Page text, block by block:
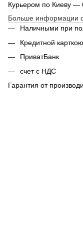
Курьером по Киеву —
Больше информации
Наличными при
Кредитной карткою
ПриватБанк
счет с НДС
Гарантия от